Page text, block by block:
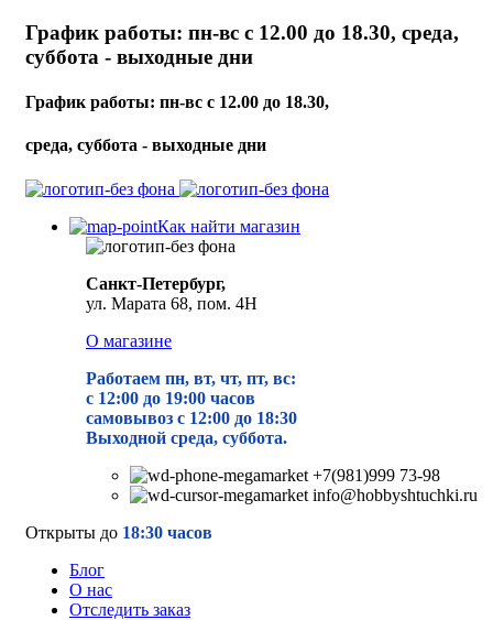
График работы: пн-вс с 12.00 до 18.30, среда,
суббота - выходные дни
График работы: пн-вс с 12.00 до 18.30,
среда, суббота - выходные дни
Как найти магазин
Санкт-Петербург,
ул. Марата 68, пом. 4Н
О магазине
Работаем пн, вт, чт, пт, вс:
с 12:00 до 19:00 часов
самовывоз с 12:00 до 18:30
Выходной среда, суббота.
+7(981)999 73-98
info@hobbyshtuchki.ru
Открыты до 18:30 часов
Блог
О нас
Отследить заказ